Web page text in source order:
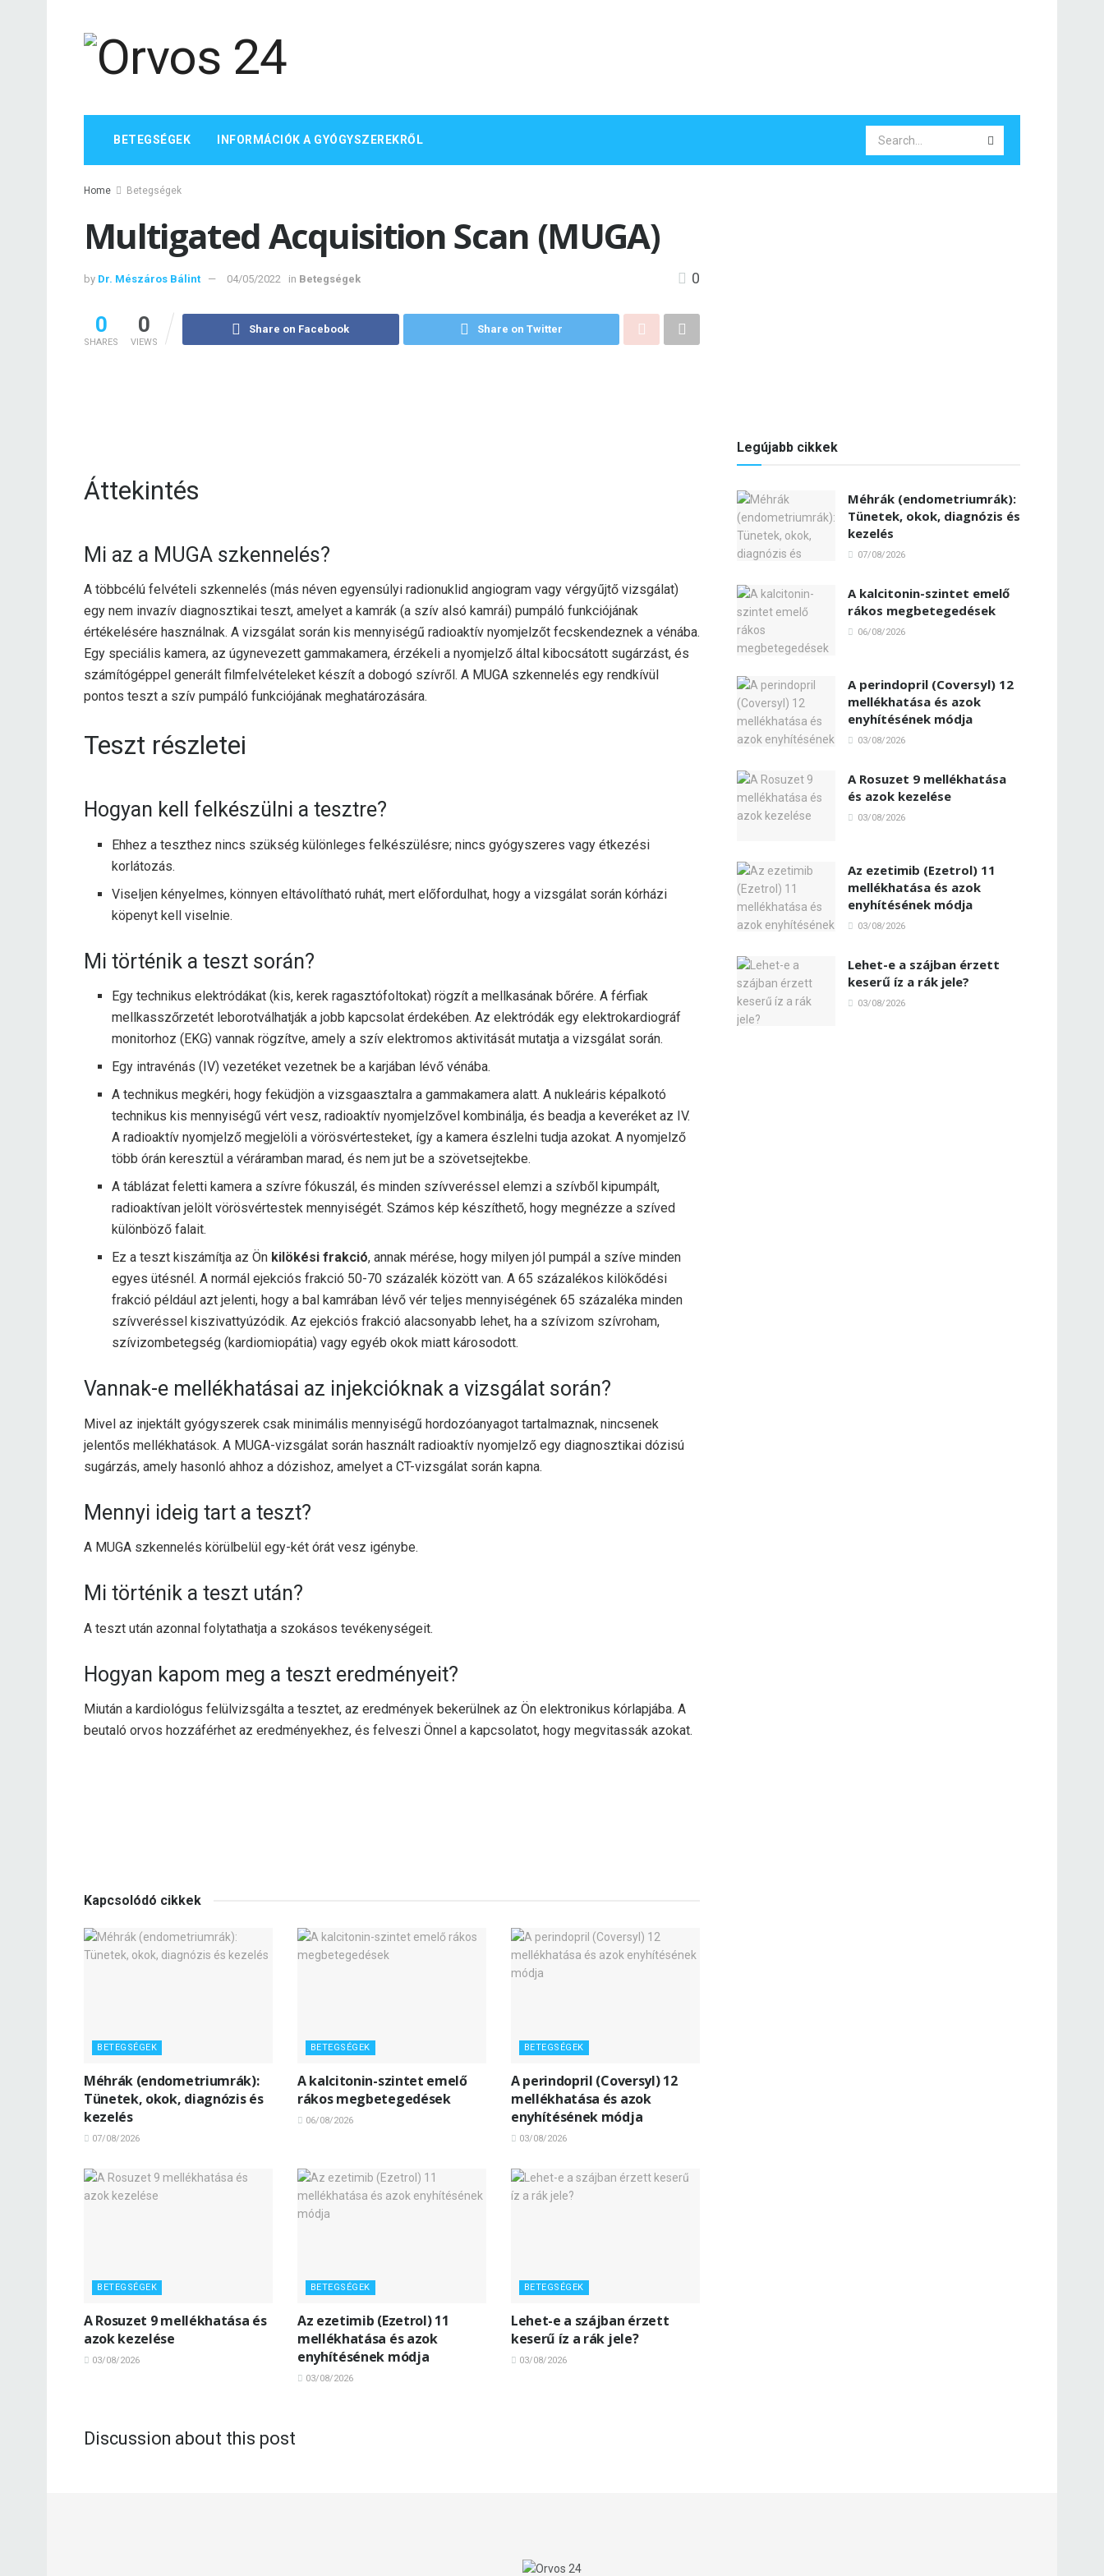
BETEGSÉGEK INFORMÁCIÓK A GYÓGYSZEREKRŐL
Home Betegségek
Multigated Acquisition Scan (MUGA)
by Dr. Mészáros Bálint 04/05/2022 in Betegségek 0
0
SHARES
0
VIEWS
Share on Facebook Share on Twitter
Áttekintés
Mi az a MUGA szkennelés?
A többcélú felvételi szkennelés (más néven egyensúlyi radionuklid angiogram vagy vérgyűjtő vizsgálat)
egy nem invazív diagnosztikai teszt, amelyet a kamrák (a szív alsó kamrái) pumpáló funkciójának
értékelésére használnak. A vizsgálat során kis mennyiségű radioaktív nyomjelzőt fecskendeznek a vénába.
Egy speciális kamera, az úgynevezett gammakamera, érzékeli a nyomjelző által kibocsátott sugárzást, és
számítógéppel generált filmfelvételeket készít a dobogó szívről. A MUGA szkennelés egy rendkívül
pontos teszt a szív pumpáló funkciójának meghatározására.
Teszt részletei
Hogyan kell felkészülni a tesztre?
Ehhez a teszthez nincs szükség különleges felkészülésre; nincs gyógyszeres vagy étkezési
korlátozás.
Viseljen kényelmes, könnyen eltávolítható ruhát, mert előfordulhat, hogy a vizsgálat során kórházi
köpenyt kell viselnie.
Mi történik a teszt során?
Egy technikus elektródákat (kis, kerek ragasztófoltokat) rögzít a mellkasának bőrére. A férfiak
mellkasszőrzetét leborotválhatják a jobb kapcsolat érdekében. Az elektródák egy elektrokardiográf
monitorhoz (EKG) vannak rögzítve, amely a szív elektromos aktivitását mutatja a vizsgálat során.
Egy intravénás (IV) vezetéket vezetnek be a karjában lévő vénába.
A technikus megkéri, hogy feküdjön a vizsgaasztalra a gammakamera alatt. A nukleáris képalkotó
technikus kis mennyiségű vért vesz, radioaktív nyomjelzővel kombinálja, és beadja a keveréket az IV.
A radioaktív nyomjelző megjelöli a vörösvértesteket, így a kamera észlelni tudja azokat. A nyomjelző
több órán keresztül a véráramban marad, és nem jut be a szövetsejtekbe.
A táblázat feletti kamera a szívre fókuszál, és minden szívveréssel elemzi a szívből kipumpált,
radioaktívan jelölt vörösvértestek mennyiségét. Számos kép készíthető, hogy megnézze a szíved
különböző falait.
Ez a teszt kiszámítja az Ön kilökési frakció, annak mérése, hogy milyen jól pumpál a szíve minden
egyes ütésnél. A normál ejekciós frakció 50-70 százalék között van. A 65 százalékos kilökődési
frakció például azt jelenti, hogy a bal kamrában lévő vér teljes mennyiségének 65 százaléka minden
szívveréssel kiszivattyúzódik. Az ejekciós frakció alacsonyabb lehet, ha a szívizom szívroham,
szívizombetegség (kardiomiopátia) vagy egyéb okok miatt károsodott.
Vannak-e mellékhatásai az injekcióknak a vizsgálat során?
Mivel az injektált gyógyszerek csak minimális mennyiségű hordozóanyagot tartalmaznak, nincsenek
jelentős mellékhatások. A MUGA-vizsgálat során használt radioaktív nyomjelző egy diagnosztikai dózisú
sugárzás, amely hasonló ahhoz a dózishoz, amelyet a CT-vizsgálat során kapna.
Mennyi ideig tart a teszt?
A MUGA szkennelés körülbelül egy-két órát vesz igénybe.
Mi történik a teszt után?
A teszt után azonnal folytathatja a szokásos tevékenységeit.
Hogyan kapom meg a teszt eredményeit?
Miután a kardiológus felülvizsgálta a tesztet, az eredmények bekerülnek az Ön elektronikus kórlapjába. A
beutaló orvos hozzáférhet az eredményekhez, és felveszi Önnel a kapcsolatot, hogy megvitassák azokat.
Kapcsolódó cikkek
BETEGSÉGEK
Méhrák (endometriumrák):
Tünetek, okok, diagnózis és
kezelés
07/08/2026
BETEGSÉGEK
A kalcitonin-szintet emelő
rákos megbetegedések
06/08/2026
BETEGSÉGEK
A perindopril (Coversyl) 12
mellékhatása és azok
enyhítésének módja
03/08/2026
BETEGSÉGEK
A Rosuzet 9 mellékhatása és
azok kezelése
03/08/2026
BETEGSÉGEK
Az ezetimib (Ezetrol) 11
mellékhatása és azok
enyhítésének módja
03/08/2026
BETEGSÉGEK
Lehet-e a szájban érzett
keserű íz a rák jele?
03/08/2026
Discussion about this post
Legújabb cikkek
Méhrák (endometriumrák):
Tünetek, okok, diagnózis és
kezelés
07/08/2026
A kalcitonin-szintet emelő
rákos megbetegedések
06/08/2026
A perindopril (Coversyl) 12
mellékhatása és azok
enyhítésének módja
03/08/2026
A Rosuzet 9 mellékhatása
és azok kezelése
03/08/2026
Az ezetimib (Ezetrol) 11
mellékhatása és azok
enyhítésének módja
03/08/2026
Lehet-e a szájban érzett
keserű íz a rák jele?
03/08/2026